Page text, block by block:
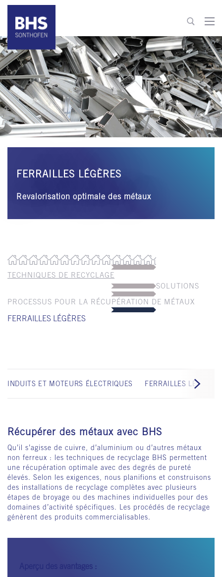
+49 8321 6099-520
recycling@bhs-sonthofen.com
Aller au contact
FERRAILLES LÉGÈRES
Revalorisation optimale des métaux
TECHNIQUES DE RECYCLAGE
SOLUTIONS
PROCESSUS POUR LA RÉCUPÉRATION DE MÉTAUX
FERRAILLES LÉGÈRES
INDUITS ET MOTEURS ÉLECTRIQUES FERRAILLES LÉGÈRES
Récupérer des métaux avec BHS
Qu’il s’agisse de cuivre, d’aluminium ou d’autres métaux
non ferreux : les techniques de recyclage BHS permettent
une récupération optimale avec des degrés de pureté
élevés. Selon les exigences, nous planifions et construisons
des installations de recyclage complètes avec plusieurs
étapes de broyage ou des machines individuelles pour des
domaines d’activité spécifiques. Les procédés de recyclage
génèrent des produits commercialisables.
Aperçu des avantages :